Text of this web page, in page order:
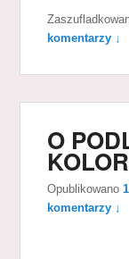
komentarzy ↓
O
Opublikowano
komentarzy ↓